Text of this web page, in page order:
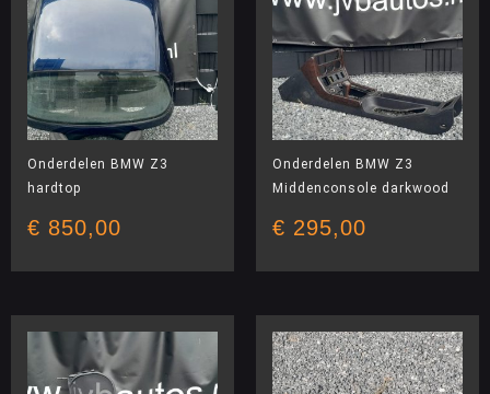
Onderdelen BMW Z3
hardtop
€ 850,00
Onderdelen BMW Z3
Middenconsole darkwood
€ 295,00